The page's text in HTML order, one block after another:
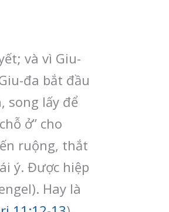
và vì Giu-
đa bắt đầu
song lấy để
ở” cho
ruộng, thắt
ý. Được hiệp
Hay là